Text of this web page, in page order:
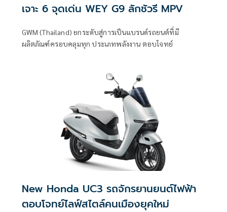
เจาะ 6 จุดเด่น WEY G9 ลักชัวรี MPV
GWM (Thailand) ยกระดับสู่การเป็นแบรนด์รถยนต์ที่มี
ผลิตภัณฑ์ครอบคลุมทุก ประเภทพลังงาน ตอบโจทย์
New Honda UC3 รถจักรยานยนต์ไฟฟ้า
ตอบโจทย์ไลฟ์สไตล์คนเมืองยุคใหม่